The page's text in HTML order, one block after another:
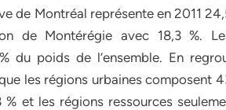
de Montréal représente en 2011
de Montérégie avec 18,3 %.
du poids de l’ensemble. En
les régions urbaines composent
et les régions ressources